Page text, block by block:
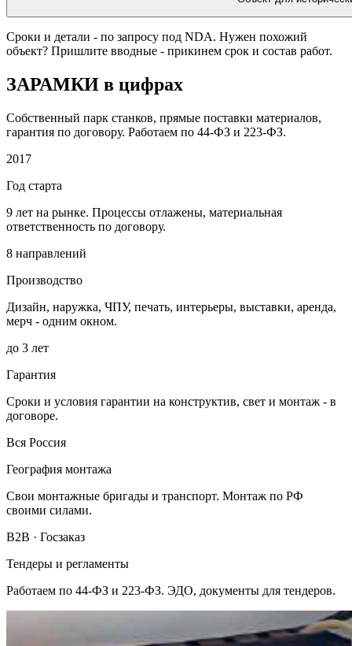
Сроки и детали - по запросу под NDA. Нужен похожий
объект? Пришлите вводные - прикинем срок и состав работ.
ЗАРАМКИ в цифрах
Собственный парк станков, прямые поставки материалов,
гарантия по договору. Работаем по 44-ФЗ и 223-ФЗ.
2017
Год старта
9 лет на рынке. Процессы отлажены, материальная
ответственность по договору.
8 направлений
Производство
Дизайн, наружка, ЧПУ, печать, интерьеры, выставки, аренда,
мерч - одним окном.
до 3 лет
Гарантия
Сроки и условия гарантии на конструктив, свет и монтаж - в
договоре.
Вся Россия
География монтажа
Свои монтажные бригады и транспорт. Монтаж по РФ
своими силами.
B2B · Госзаказ
Тендеры и регламенты
Работаем по 44-ФЗ и 223-ФЗ. ЭДО, документы для тендеров.